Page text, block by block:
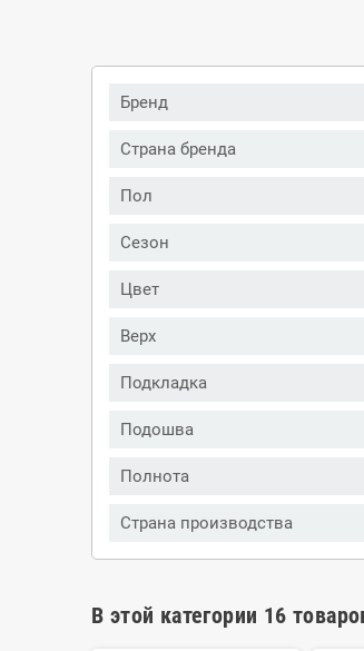
Бренд
Страна бренда
Пол
Сезон
Цвет
Верх
Подкладка
Подошва
Полнота
Страна производства
В этой категории 16